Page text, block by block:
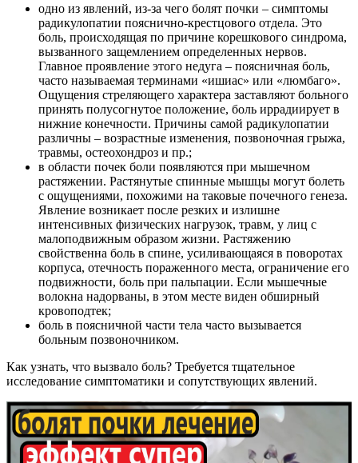
одно из явлений, из-за чего болят почки – симптомы
радикулопатии пояснично-крестцового отдела. Это
боль, происходящая по причине корешкового синдрома,
вызванного защемлением определенных нервов.
Главное проявление этого недуга – поясничная боль,
часто называемая терминами «ишиас» или «люмбаго».
Ощущения стреляющего характера заставляют больного
принять полусогнутое положение, боль иррадиирует в
нижние конечности. Причины самой радикулопатии
различны – возрастные изменения, позвоночная грыжа,
травмы, остеохондроз и пр.;
в области почек боли появляются при мышечном
растяжении. Растянутые спинные мышцы могут болеть
с ощущениями, похожими на таковые почечного генеза.
Явление возникает после резких и излишне
интенсивных физических нагрузок, травм, у лиц с
малоподвижным образом жизни. Растяжению
свойственна боль в спине, усиливающаяся в поворотах
корпуса, отечность пораженного места, ограничение его
подвижности, боль при пальпации. Если мышечные
волокна надорваны, в этом месте виден обширный
кровоподтек;
боль в поясничной части тела часто вызывается
больным позвоночником.
Как узнать, что вызвало боль? Требуется тщательное
исследование симптоматики и сопутствующих явлений.